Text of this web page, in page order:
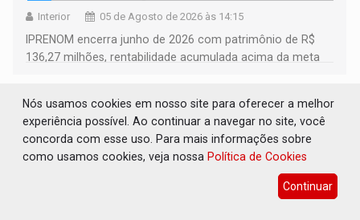
Interior 05 de Agosto de 2026 às 14:15
IPRENOM encerra junho de 2026 com patrimônio de R$
136,27 milhões, rentabilidade acumulada acima da meta
Nós usamos cookies em nosso site para oferecer a melhor
experiência possível. Ao continuar a navegar no site, você
concorda com esse uso. Para mais informações sobre
como usamos cookies, veja nossa Política de Cookies
Continuar